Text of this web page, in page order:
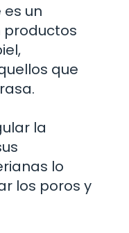
un
productos
que
la
lo
los poros y